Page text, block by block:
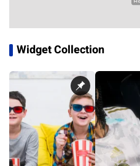
Widget Collection